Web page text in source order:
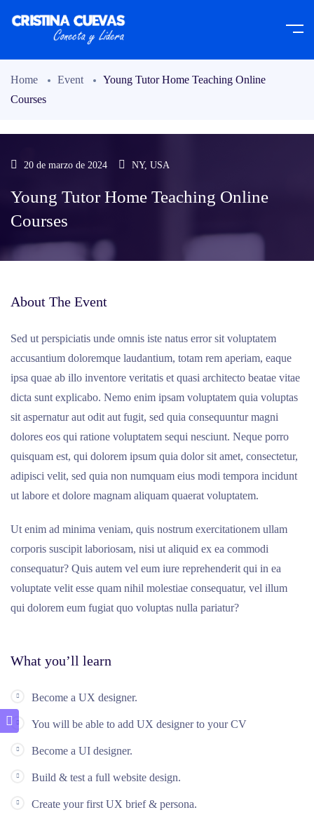
Home Event
Young Tutor Home Teaching Online
Courses
20 de marzo de 2024 NY, USA
Young Tutor Home Teaching Online
Courses
About The Event
Sed ut perspiciatis unde omnis iste natus error sit voluptatem
accusantium doloremque laudantium, totam rem aperiam, eaque
ipsa quae ab illo inventore veritatis et quasi architecto beatae vitae
dicta sunt explicabo. Nemo enim ipsam voluptatem quia voluptas
sit aspernatur aut odit aut fugit, sed quia consequuntur magni
dolores eos qui ratione voluptatem sequi nesciunt. Neque porro
quisquam est, qui dolorem ipsum quia dolor sit amet, consectetur,
adipisci velit, sed quia non numquam eius modi tempora incidunt
ut labore et dolore magnam aliquam quaerat voluptatem.
Ut enim ad minima veniam, quis nostrum exercitationem ullam
corporis suscipit laboriosam, nisi ut aliquid ex ea commodi
consequatur? Quis autem vel eum iure reprehenderit qui in ea
voluptate velit esse quam nihil molestiae consequatur, vel illum
qui dolorem eum fugiat quo voluptas nulla pariatur?
What you’ll learn
Become a UX designer.
You will be able to add UX designer to your CV
Become a UI designer.
Build & test a full website design.
Create your first UX brief & persona.